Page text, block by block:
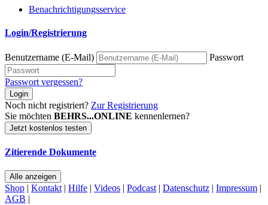
Benachrichtigungsservice
Login/Registrierung
Benutzername (E-Mail) Passwort
Passwort vergessen?
Login
Noch nicht registriert? Zur Registrierung
Sie möchten BEHRS...ONLINE kennenlernen?
Jetzt kostenlos testen
Zitierende Dokumente
Alle anzeigen
Shop | Kontakt | Hilfe | Videos | Podcast | Datenschutz | Impressum |
AGB |